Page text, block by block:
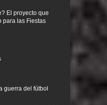
El proyecto que
para las Fiestas
guerra del fútbol